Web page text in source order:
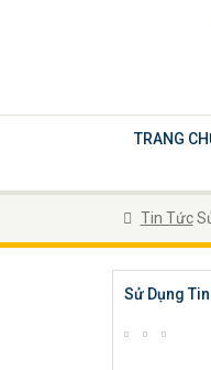
TRANG
Tin Tức
Sử Dụng